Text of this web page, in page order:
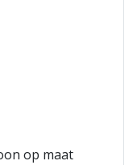
op maat